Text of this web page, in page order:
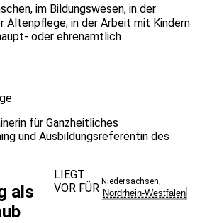
im Bildungswesen, in der
Altenpflege, in der Arbeit mit Kindern
oder ehrenamtlich
für Ganzheitliches
und Ausbildungsreferentin des
als
LIEGT
VOR FÜR Niedersachsen,
Nordrhein-Westfalen